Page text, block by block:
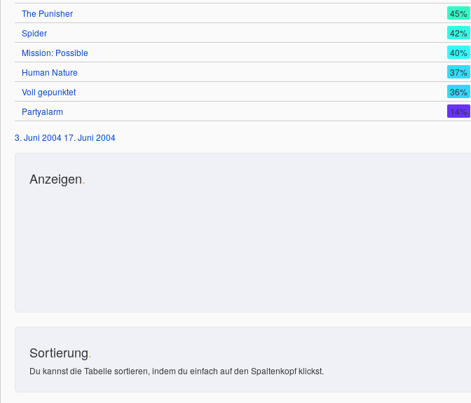
The Punisher
45%
Spider
42%
Mission: Possible
40%
Human Nature
37%
Voll gepunktet
36%
Partyalarm
14%
3. Juni 2004 17. Juni 2004
Anzeigen.
Sortierung.
Du kannst die Tabelle sortieren, indem du einfach auf den Spaltenkopf klickst.